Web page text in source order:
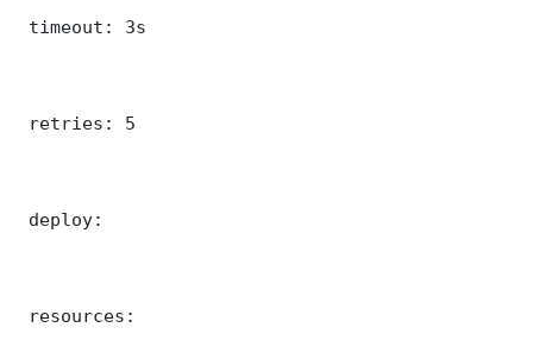
timeout: 3s
retries: 5
deploy:
resources: